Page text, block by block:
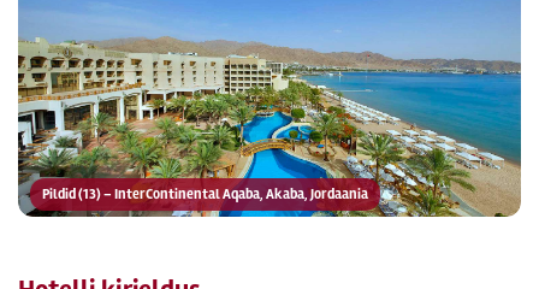
Pildid (13) – InterContinental Aqaba, Akaba, Jordaania